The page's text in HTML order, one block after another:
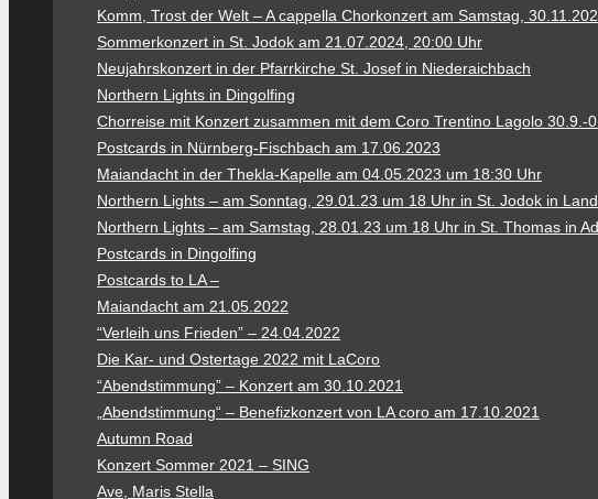
Komm, Trost der Welt – A cappella Chorkonzert am Samstag,
Sommerkonzert in St. Jodok am 21.07.2024, 20:00 Uhr
Neujahrskonzert in der Pfarrkirche St. Josef in Niederaichbach
Northern Lights in Dingolfing
Chorreise mit Konzert zusammen mit dem Coro Trentino Lagolo 30.9.-
Postcards in Nürnberg-Fischbach am 17.06.2023
Maiandacht in der Thekla-Kapelle am 04.05.2023 um 18:30 Uhr
Northern Lights – am Sonntag, 29.01.23 um 18 Uhr in St. Jodok in
Northern Lights – am Samstag, 28.01.23 um 18 Uhr in St. Thomas in
Postcards in Dingolfing
Postcards to LA –
Maiandacht am 21.05.2022
“Verleih uns Frieden” – 24.04.2022
Die Kar- und Ostertage 2022 mit LaCoro
“Abendstimmung” – Konzert am 30.10.2021
„Abendstimmung“ – Benefizkonzert von LA coro am 17.10.2021
Autumn Road
Konzert Sommer 2021 – SING
Ave, Maris Stella